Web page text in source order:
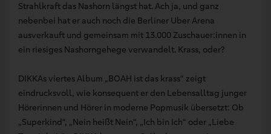
Strahlkraft das Nashorn längst hat. Ach ja, und ganz
nebenbei hat er auch noch die Berliner Uber Arena
ausverkauft und gemeinsam mit 13.000 Zuschauer:innen in
ein riesiges Nashorngehege verwandelt. Krass, oder?
DIKKAs viertes Album „BOAH ist das krass“ zeigt
eindrucksvoll, wie konsequent er den Lebensalltag junger
Hörerinnen und Hörer in moderne Popmusik übersetzt: Ob
„Superkind“, „Nein heißt Nein“, „Ich bin Ich“ oder „Liebe